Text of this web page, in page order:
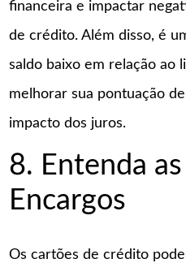
financeira e impactar
de crédito. Além disso, é
saldo baixo em relação ao
melhorar sua pontuação
impacto dos juros.
8. Entenda as
Encargos
Os cartões de crédito